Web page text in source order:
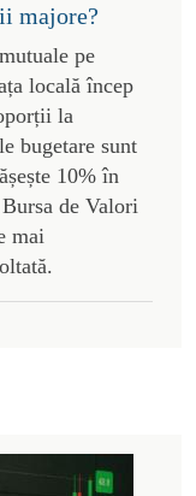
majore?
pe
locală încep
la
bugetare sunt
10% în
de Valori
mai